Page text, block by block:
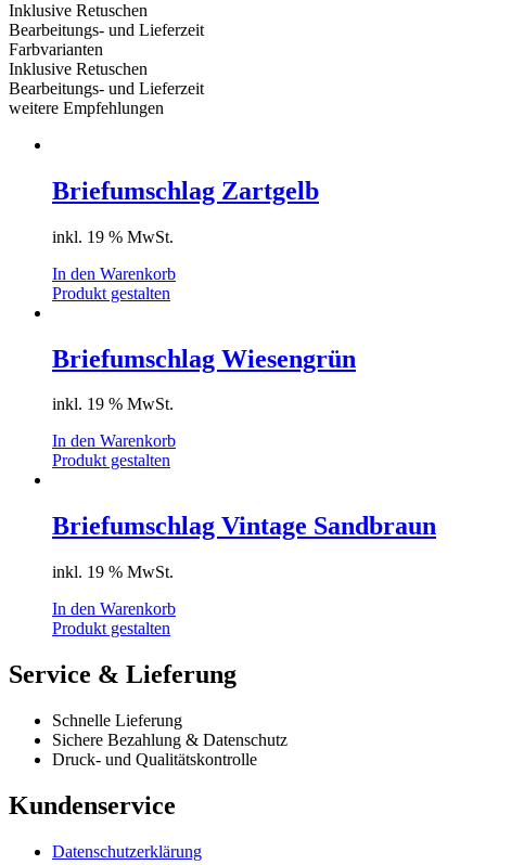
Inklusive Retuschen
Bearbeitungs- und Lieferzeit
Farbvarianten
Inklusive Retuschen
Bearbeitungs- und Lieferzeit
weitere Empfehlungen
Briefumschlag Zartgelb
inkl. 19 % MwSt.
In den Warenkorb
Produkt gestalten
Briefumschlag Wiesengrün
inkl. 19 % MwSt.
In den Warenkorb
Produkt gestalten
Briefumschlag Vintage Sandbraun
inkl. 19 % MwSt.
In den Warenkorb
Produkt gestalten
Service & Lieferung
Schnelle Lieferung
Sichere Bezahlung & Datenschutz
Druck- und Qualitätskontrolle
Kundenservice
Datenschutzerklärung